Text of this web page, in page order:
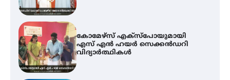
കോമേഴ്സ് എക്സ്പോയുമായി
എസ് എൻ ഹയർ സെക്കൻഡറി
വിദ്യാർത്ഥികൾ